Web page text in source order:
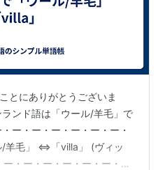
とにありがとうございま
ンド語は「ウール/羊毛」で
ー・ー・ー・ー・ー・ー・
/羊毛」 ⇔「villa」 (ヴィッ
・ー・ー・ー・ー・ー・